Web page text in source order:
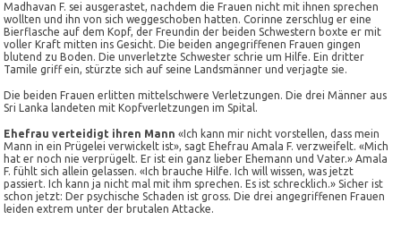
Madhavan F. sei ausgerastet, nachdem die Frauen nicht mit ihnen sprechen
wollten und ihn von sich weggeschoben hatten. Corinne zerschlug er eine
Bierflasche auf dem Kopf, der Freundin der beiden Schwestern boxte er mit
voller Kraft mitten ins Gesicht. Die beiden angegriffenen Frauen gingen
blutend zu Boden. Die unverletzte Schwester schrie um Hilfe. Ein dritter
Tamile griff ein, stürzte sich auf seine Landsmänner und verjagte sie.
Die beiden Frauen erlitten mittelschwere Verletzungen. Die drei Männer aus
Sri Lanka landeten mit Kopfverletzungen im Spital.
Ehefrau verteidigt ihren Mann «Ich kann mir nicht vorstellen, dass mein
Mann in ein Prügelei verwickelt ist», sagt Ehefrau Amala F. verzweifelt. «Mich
hat er noch nie verprügelt. Er ist ein ganz lieber Ehemann und Vater.» Amala
F. fühlt sich allein gelassen. «Ich brauche Hilfe. Ich will wissen, was jetzt
passiert. Ich kann ja nicht mal mit ihm sprechen. Es ist schrecklich.» Sicher ist
schon jetzt: Der psychische Schaden ist gross. Die drei angegriffenen Frauen
leiden extrem unter der brutalen Attacke.